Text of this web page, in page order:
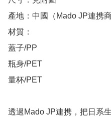
產地：中國（Mado JP連携商
材質：
蓋子/PP
瓶身/PET
量杯/PET
透過Mado JP連携，把日系